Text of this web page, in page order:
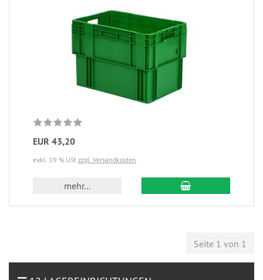
EUR 43,20
exkl. 19 % USt zzgl. Versandkosten
mehr...
Seite 1 von 1